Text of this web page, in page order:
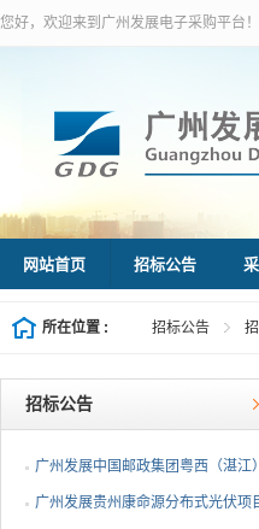
您好，欢迎来到广州发展电子采购平台！
网站首页 招标公告
所在位置 : 招标公告
招标公告
广州发展中国邮政集团粤西（湛江
件处理中心等3个分布...
广州发展贵州康命源分布式光伏项